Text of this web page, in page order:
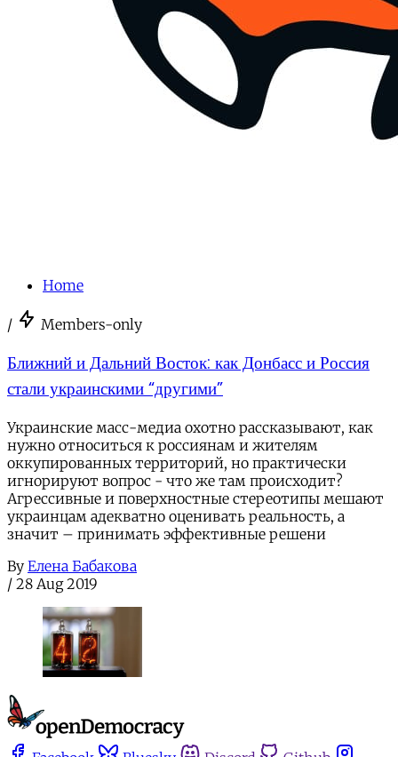
Home
/ Members-only
Ближний и Дальний Восток: как Донбасс и Россия
стали украинскими “другими”
Украинские масс-медиа охотно рассказывают, как
нужно относиться к россиянам и жителям
оккупированных территорий, но практически
игнорируют вопрос - что же там происходит?
Агрессивные и поверхностные стереотипы мешают
украинцам адекватно оценивать реальность, а
значит – принимать эффективные решени
By Елена Бабакова
/ 28 Aug 2019